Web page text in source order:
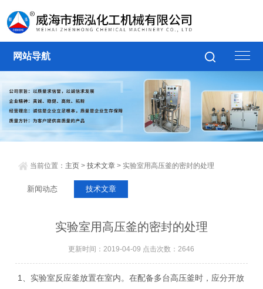
网站导航
当前位置： 主页 >技术文章 > 实验室用高压釜的密封的处理
新闻动态 技术文章
实验室用高压釜的密封的处理
更新时间：2019-04-09 点击次数：2646
1、实验室反应釜放置在室内。在配备多台高压釜时，应分开放